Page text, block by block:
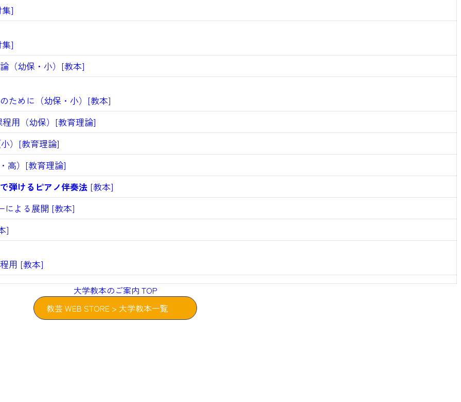
]
]
（幼保・小）[教本]
ために（幼保・小）[教本]
用（幼保）[教育理論]
）[教育理論]
高）[教育理論]
弾けるピアノ伴奏法[教本]
による展開 [教本]
]
用 [教本]
大学教本のご案内 TOP
教芸 WEB STORE > 大学教本一覧